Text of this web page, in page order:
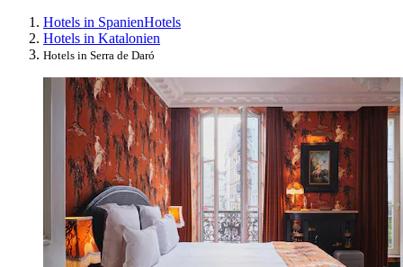
Hotels in SpanienHotels
Hotels in Katalonien
Hotels in Serra de Daró